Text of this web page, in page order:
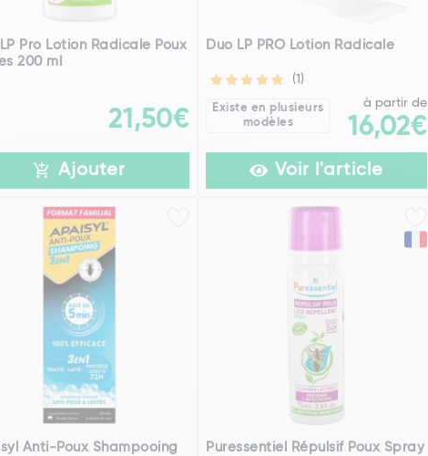
Pro Lotion Radicale Poux
200 ml
21,50€
Ajouter
Duo LP PRO Lotion Radicale
(1)
Existe en plusieurs
modèles
à partir de
16,02€
Voir l'article
Anti-Poux Shampooing
Puressentiel Répulsif Poux Spray